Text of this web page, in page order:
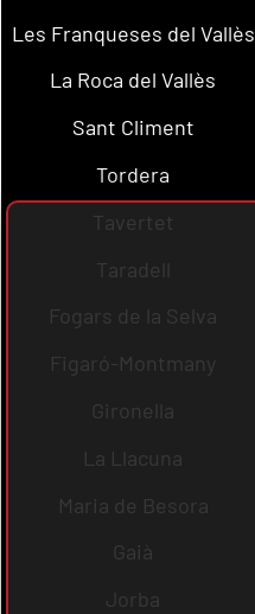
Les Franqueses del Vallès
La Roca del Vallès
Sant Climent
Tordera
Tavertet
Taradell
Fogars de la Selva
Figaró-Montmany
Gironella
La Llacuna
Maria de Besora
Gaià
Jorba